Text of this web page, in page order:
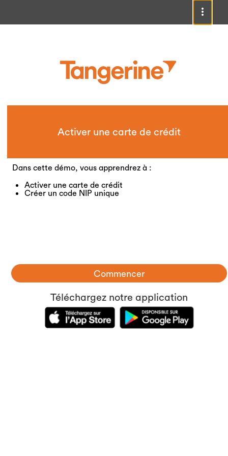
Activer une carte de crédit
Dans cette démo, vous apprendrez à :
Activer une carte de crédit
Créer un code NIP unique
Commencer
Téléchargez notre application